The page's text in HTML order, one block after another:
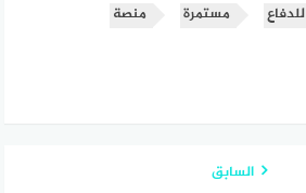
للدفاع مستمرة
منصة
السابق